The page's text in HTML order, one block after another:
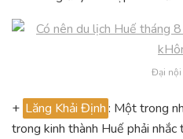
Đại nội
+ Lăng Khải Định: Một trong
trong kinh thành Huế phải